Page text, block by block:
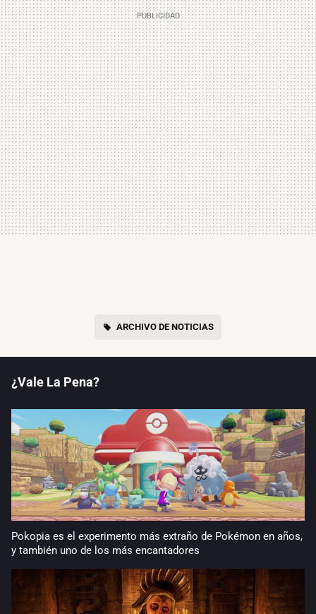
ARCHIVO DE NOTICIAS
¿Vale La Pena?
Pokopia es el experimento más extraño de Pokémon en años,
y también uno de los más encantadores